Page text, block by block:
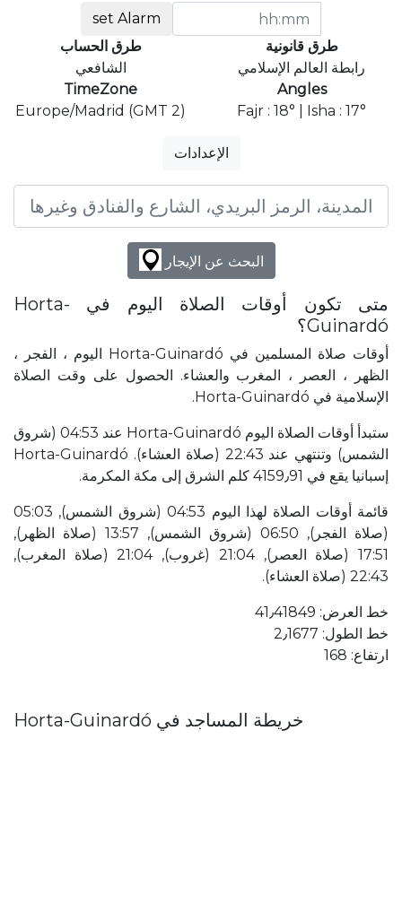
set Alarm
طرق قانونية
رابطة العالم الإسلامي
طرق الحساب
الشافعي
Angles
Fajr : 18° | Isha : 17°
TimeZone
Europe/Madrid (GMT 2)
الإعدادات
البحث عن الإيجار
متى تكون أوقات الصلاة اليوم في Horta-
Guinardó؟
أوقات صلاة المسلمين في Horta-Guinardó اليوم ، الفجر ،
الظهر ، العصر ، المغرب والعشاء. الحصول على وقت الصلاة
الإسلامية في Horta-Guinardó.
ستبدأ أوقات الصلاة اليوم Horta-Guinardó عند 04:53 (شروق
الشمس) وتنتهي عند 22:43 (صلاة العشاء). Horta-Guinardó
إسبانيا يقع في 4159٫91 كلم الشرق إلى مكة المكرمة.
قائمة أوقات الصلاة لهذا اليوم 04:53 (شروق الشمس), 05:03
(صلاة الفجر), 06:50 (شروق الشمس), 13:57 (صلاة الظهر),
17:51 (صلاة العصر), 21:04 (غروب), 21:04 (صلاة المغرب),
22:43 (صلاة العشاء).
خط العرض: 41٫41849
خط الطول: 2٫1677
ارتفاع: 168
خريطة المساجد في Horta-Guinardó